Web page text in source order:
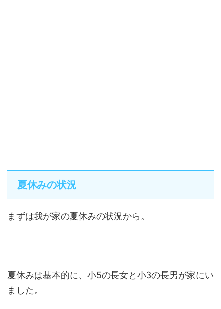
夏休みの状況
まずは我が家の夏休みの状況から。
夏休みは基本的に、小5の長女と小3の長男が家にい
ました。